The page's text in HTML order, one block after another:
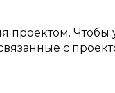
проектом.
с